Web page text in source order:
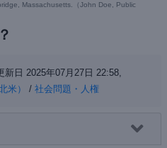
Massachusetts.（John Doe, Public
新日 2025年07月27日 22:58,
米） / 社会問題・人権